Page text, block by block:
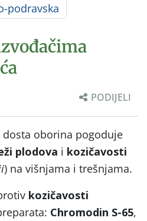
podravska
PODIJELI
oborina pogoduje
plodova i kozičavosti
) na višnjama i trešnjama.
kozičavosti
Chromodin S-65,